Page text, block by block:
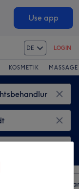
Use app
DE LOGIN
KOSMETIK MASSAGE